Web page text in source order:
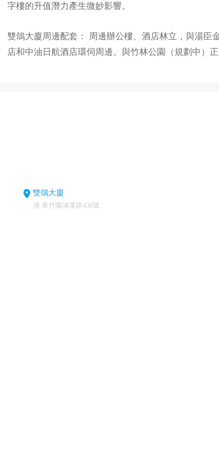
字樓的升值潛力產生微妙影響。
雙鴿大廈周邊配套： 周邊辦公樓、酒店林立，與湯
店和中油日航酒店環伺周邊。與竹林公園（規劃中）正
雙鴿大廈
浦 東竹園浦電路438號